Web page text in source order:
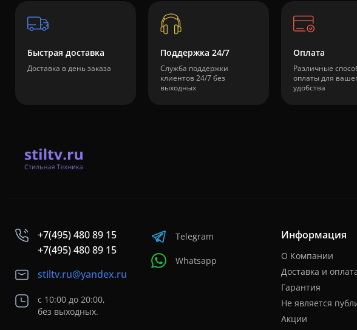
Быстрая доставка
Доставка в день заказа
Поддержка 24/7
Служба поддержки
клиентов 24/7 без
выходных
Оплата
Различные
оплаты для
удобства
+7(495) 480 89 15
+7(495) 480 89 15
stiltv.ru@yandex.ru
с 10:00 до 20:00,
без выходных.
Telegram
Whatsapp
Информация
О Компании
Доставка и
Гарантия
Не является
Акции